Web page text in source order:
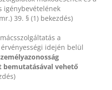
igénybevételének
39. § (1) bekezdés)
a
érvényességi idején belül
bemutatásával vehető